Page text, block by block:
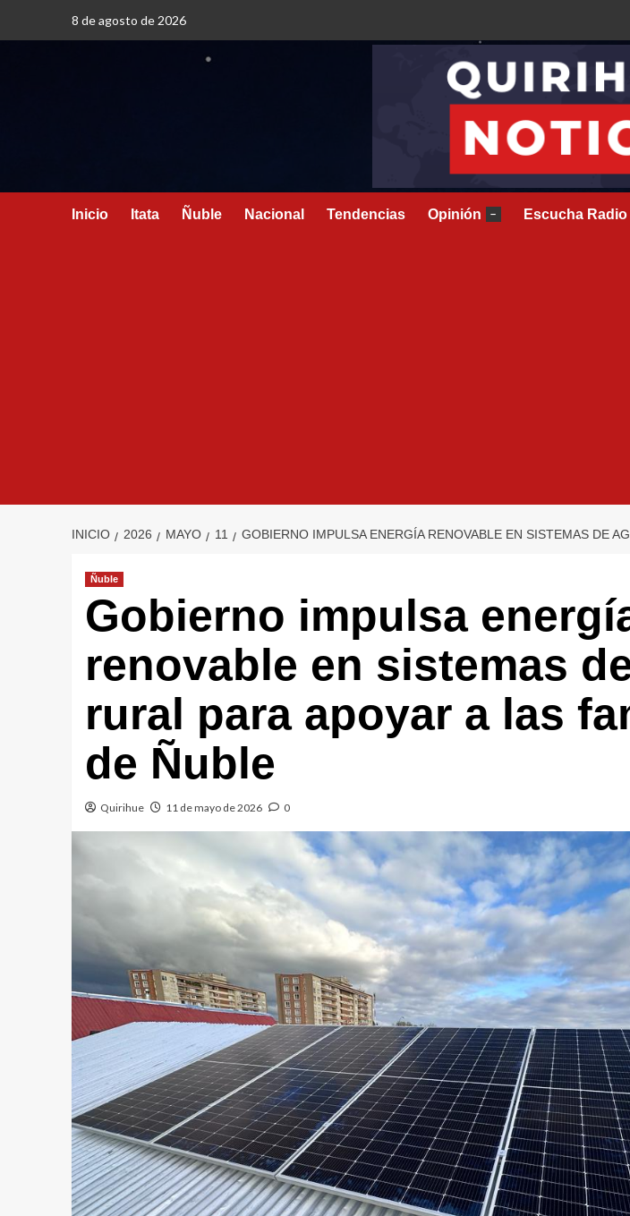
8 de agosto de 2026
Inicio Itata Ñuble Nacional Tendencias Opinión – Escucha
INICIO 2026 MAYO 11 GOBIERNO IMPULSA ENERGÍA RENOVABLE EN SISTEMAS DE
Ñuble
Gobierno impulsa
renovable en sistemas
rural para apoyar a las
de Ñuble
Quirihue 11 de mayo de 2026 0